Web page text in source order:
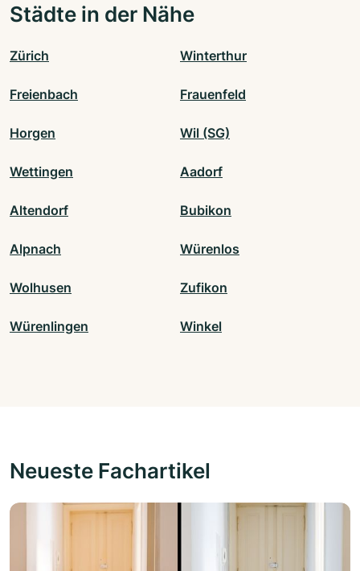
Städte in der Nähe
Zürich Winterthur
Freienbach Frauenfeld
Horgen Wil (SG)
Wettingen Aadorf
Altendorf Bubikon
Alpnach Würenlos
Wolhusen Zufikon
Würenlingen Winkel
Neueste Fachartikel